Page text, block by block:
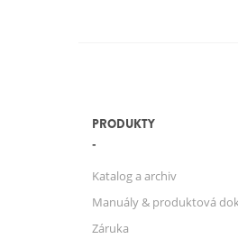
PRODUKTY
Katalog a archiv
Manuály & produktová
Záruka